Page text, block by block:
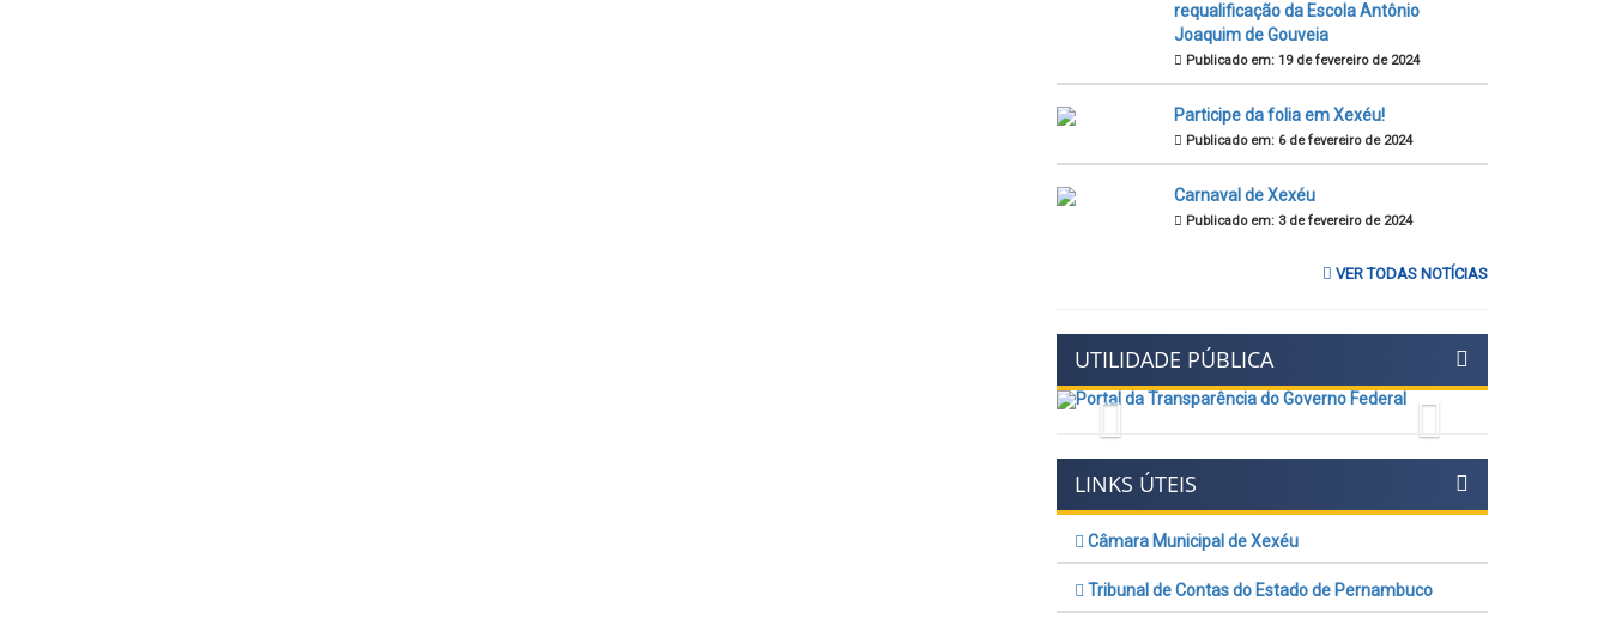
requalificação da Escola Antônio
Joaquim de Gouveia
Publicado em: 19 de fevereiro de 2024
Participe da folia em Xexéu!
Publicado em: 6 de fevereiro de 2024
Carnaval de Xexéu
Publicado em: 3 de fevereiro de 2024
VER TODAS NOTÍCIAS
UTILIDADE PÚBLICA
Previous
LINKS ÚTEIS
Câmara Municipal de Xexéu
Tribunal de Contas do Estado de Pernambuco